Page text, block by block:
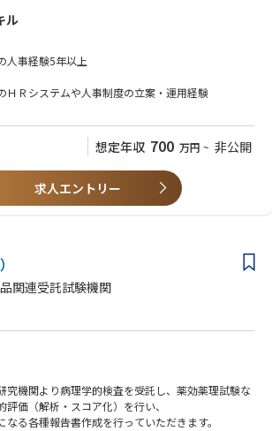
れらの取り組みをさらに加速させるとともに、将来
織の業務遂行力の向上を見据えた体制強化の中核メ
ただきます。
ル
人事経験5年以上
ＨＲシステムや人事制度の立案・運用経験
本社）としてのグローバルでのＨＲシステムの導入
ントマネジメント領域での業務経験
・人事などに関するプロジェクトリーダー経験
営企画関連部署の経験
想定年収 700 万円 ~ 非公開
求人エントリー
関連受託試験機関
究機関より病理学的検査を受託し、薬効薬理試験な
評価（解析・スコア化）を行い、
る各種報告書作成を行っていただきます。